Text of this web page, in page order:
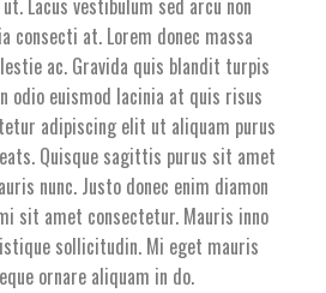
Lacus vestibulum sed arcu non
consecti at. Lorem donec massa
ac. Gravida quis blandit turpis
odio euismod lacinia at quis risus
adipiscing elit ut aliquam purus
Quisque sagittis purus sit amet
nunc. Justo donec enim diamon
sit amet consectetur. Mauris inno
sollicitudin. Mi eget mauris
ornare aliquam in do.